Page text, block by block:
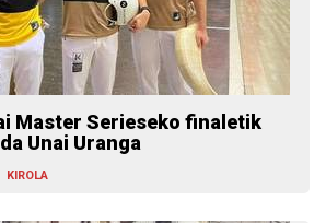
Master Serieseko finaletik
Unai Uranga
KIROLA